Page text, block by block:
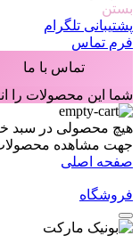
بستن
پشتیبانی تلگرام
فرم تماس
تماس با ما
شما این محصولات را
هیچ محصولی در سبد
جهت مشاهده محصولات
صفحه اصلی
فروشگاه